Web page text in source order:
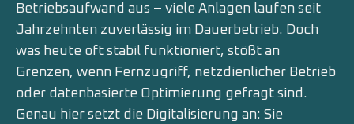
Betriebsaufwand aus – viele Anlagen laufen seit
Jahrzehnten zuverlässig im Dauerbetrieb. Doch
was heute oft stabil funktioniert, stößt an
Grenzen, wenn Fernzugriff, netzdienlicher Betrieb
oder datenbasierte Optimierung gefragt sind.
Genau hier setzt die Digitalisierung an: Sie